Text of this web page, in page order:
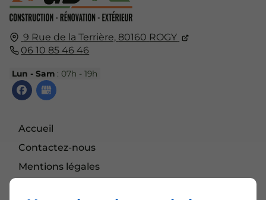
9 Rue de la Terrière, 80160 ROGY
06 10 85 46 46
Lun - Sam : 07h - 19h
Accueil
Contactez-nous
Mentions légales